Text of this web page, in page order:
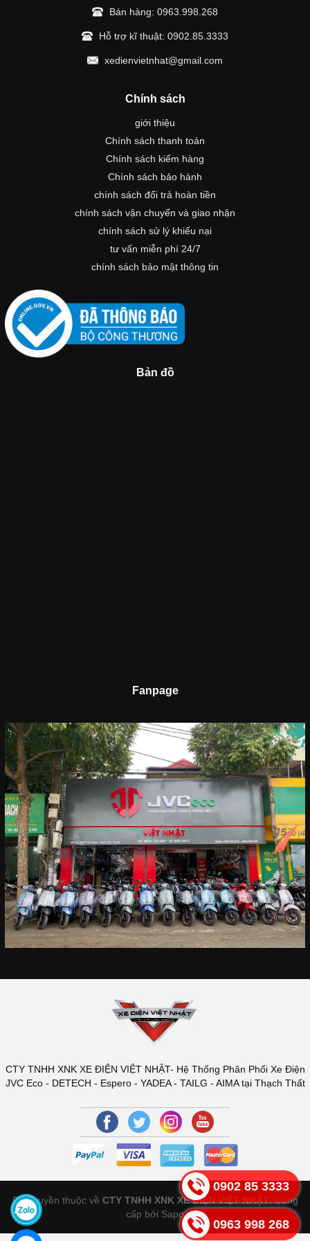
Bán hàng: 0963.998.268
Hỗ trợ kĩ thuật: 0902.85.3333
xedienvietnhat@gmail.com
Chính sách
giới thiệu
Chính sách thanh toán
Chính sách kiểm hàng
Chính sách bảo hành
chính sách đổi trả hoàn tiền
chính sách vận chuyển và giao nhận
chính sách sử lý khiếu nại
tư vấn miễn phí 24/7
chính sách bảo mật thông tin
Bản đồ
Fanpage
CTY TNHH XNK XE ĐIỆN VIỆT NHẬT- Hệ Thống Phân Phối Xe Điện
JVC Eco - DETECH - Espero - YADEA - TAILG - AIMA tại Thạch Thất
Bản quyền thuộc về CTY TNHH XNK XE ĐIỆN VIỆT NHẬT.Cung
cấp bởi Sapo
0902 85 3333
0963 998 268